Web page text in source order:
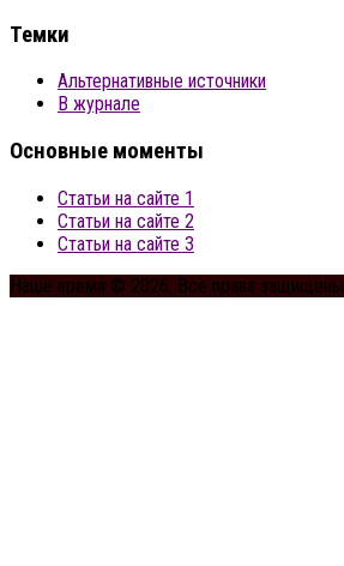
Темки
Альтернативные источники
В журнале
Основные моменты
Статьи на сайте 1
Статьи на сайте 2
Статьи на сайте 3
Наше время © 2026. Все права защищены.